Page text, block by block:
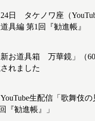
24日 タケノワ座（
具編 第1回『勧進帳』
新お道具箱 万華鏡」（
れました
生配信「歌舞伎の
『勧進帳』」